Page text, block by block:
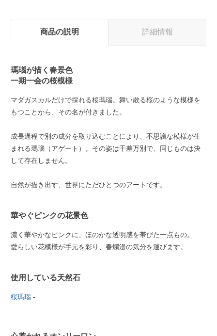
商品の説明 詳細情報
瑪瑙が描く春景色
一期一会の桜模様
マダガスカルだけで採れる桜瑪瑙。舞い散る桜のような模様を
もつことから、その名が付きました。
成長過程で別の成分を取り込むことにより、不思議な模様が生
まれる瑪瑙（アゲート）。その姿は千差万別で、同じものは決
して存在しません。
自然が描き出す、世界にただひとつのアートです。
華やぐピンクの花景色
濃く華やかなピンクに、ほのかな透明感を帯びた一点もの。
愛らしい花模様が手元を彩り、春爛漫の気分を運びます。
使用している天然石
桜瑪瑙 -